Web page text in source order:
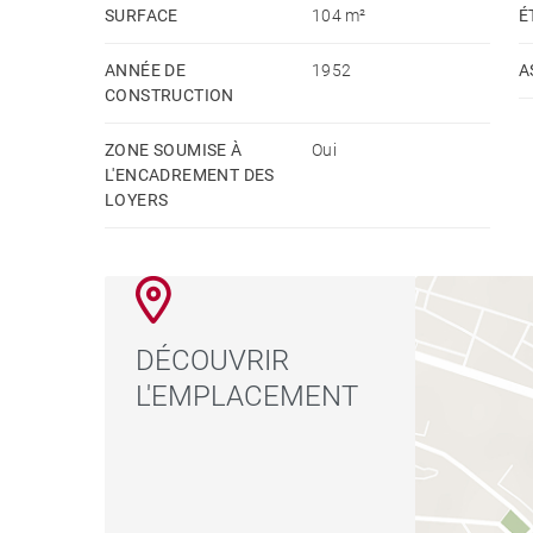
unique de vivre dans l'un des quartiers les plus
SURFACE 104 m²
ANNÉE DE
CONSTRUCTION
1952
ZONE SOUMISE À
L'ENCADREMENT DES
LOYERS
Oui
DÉCOUVRIR
L'EMPLACEMENT